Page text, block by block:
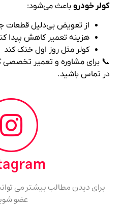
کولر خودروباعث می‌شود:
از تعویض بی‌دلیل قطعات
هزینه تعمیر کاهش پیدا کند
کولر مثل روز اول خنک کند
📞 برای مشاوره و تعمیر تخصصی
در تماس باشید.
برای دیدن مطالب بیشتر می
عضو